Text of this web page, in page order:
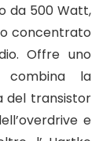
da 500 Watt,
concentrato
Offre uno
combina la
del transistor
e